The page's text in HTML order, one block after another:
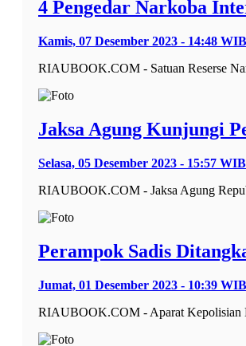
4 Pengedar Narkoba
Kamis, 07 Desember 2023 - 14:48 WIB
RIAUBOOK.COM - Satuan Reserse
Jaksa Agung Kunjungi
Selasa, 05 Desember 2023 - 15:57 WIB
RIAUBOOK.COM - Jaksa Agung
Perampok Sadis
Jumat, 01 Desember 2023 - 10:39 WIB
RIAUBOOK.COM - Aparat Kepolisian